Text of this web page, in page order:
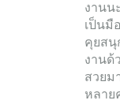
งานน
เป็นมื
คุยสนุ
งานด้
สวยม
หลาย